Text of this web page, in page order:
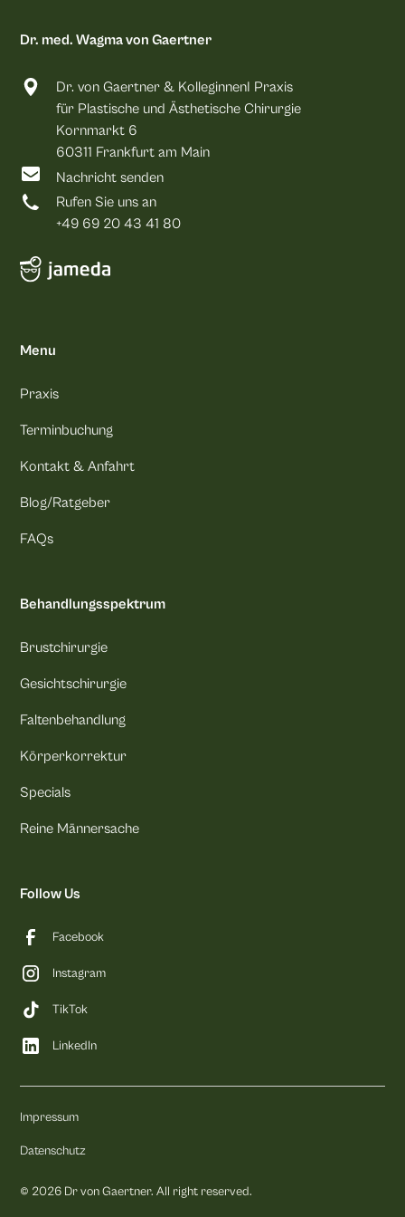
Dr. med. Wagma von Gaertner
Dr. von Gaertner & KolleginnenI Praxis
für Plastische und Ästhetische Chirurgie
Kornmarkt 6
60311 Frankfurt am Main
Nachricht senden
Rufen Sie uns an
+49 69 20 43 41 80
Menu
Praxis
Terminbuchung
Kontakt & Anfahrt
Blog/Ratgeber
FAQs
Behandlungsspektrum
Brustchirurgie
Gesichtschirurgie
Faltenbehandlung
Körperkorrektur
Specials
Reine Männersache
Follow Us
Facebook
Instagram
TikTok
LinkedIn
© 2026 Dr von Gaertner. All right reserved.
Impressum
Datenschutz